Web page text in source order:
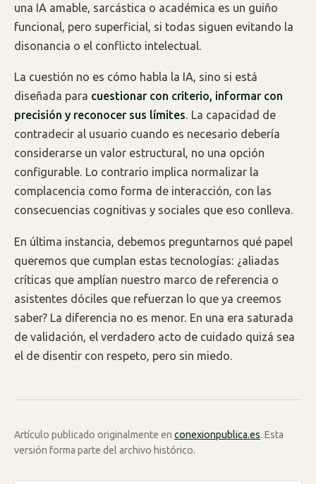
una IA amable, sarcástica o académica es un guiño
funcional, pero superficial, si todas siguen evitando la
disonancia o el conflicto intelectual.
La cuestión no es cómo habla la IA, sino si está
diseñada para cuestionar con criterio, informar con
precisión y reconocer sus límites. La capacidad de
contradecir al usuario cuando es necesario debería
considerarse un valor estructural, no una opción
configurable. Lo contrario implica normalizar la
complacencia como forma de interacción, con las
consecuencias cognitivas y sociales que eso conlleva.
En última instancia, debemos preguntarnos qué papel
queremos que cumplan estas tecnologías: ¿aliadas
críticas que amplían nuestro marco de referencia o
asistentes dóciles que refuerzan lo que ya creemos
saber? La diferencia no es menor. En una era saturada
de validación, el verdadero acto de cuidado quizá sea
el de disentir con respeto, pero sin miedo.
Artículo publicado originalmente en conexionpublica.es. Esta
versión forma parte del archivo histórico.